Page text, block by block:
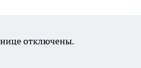
отключены.